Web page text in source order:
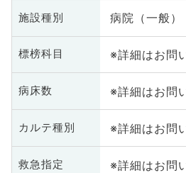
施設種別 病院（一般）
標榜科目 ※詳細はお問
病床数 ※詳細はお問
カルテ種別 ※詳細はお問
救急指定 ※詳細はお問